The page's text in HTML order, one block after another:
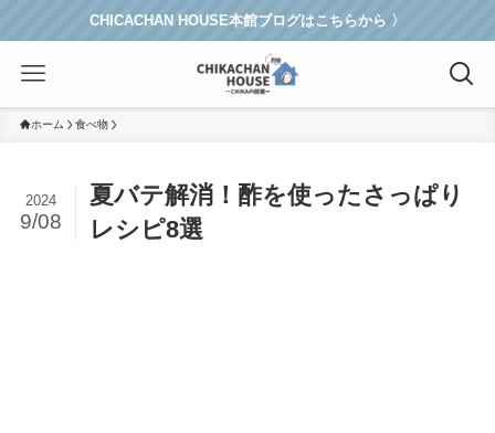
CHICACHAN HOUSE本館ブログはこちらから 〉
ホーム 食べ物
夏バテ解消！酢を使ったさっぱり
レシピ8選
2024
9/08